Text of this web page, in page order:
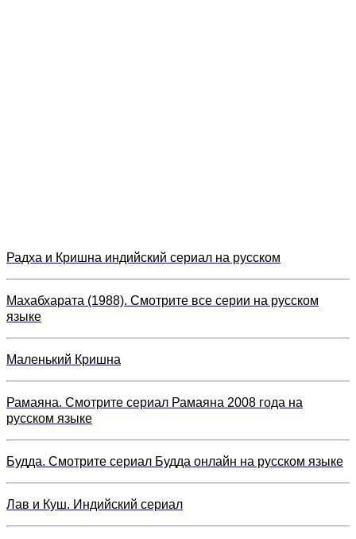
Радха и Кришна индийский сериал на русском
Махабхарата (1988). Смотрите все серии на русском
языке
Маленький Кришна
Рамаяна. Смотрите сериал Рамаяна 2008 года на
русском языке
Будда. Смотрите сериал Будда онлайн на русском языке
Лав и Куш. Индийский сериал